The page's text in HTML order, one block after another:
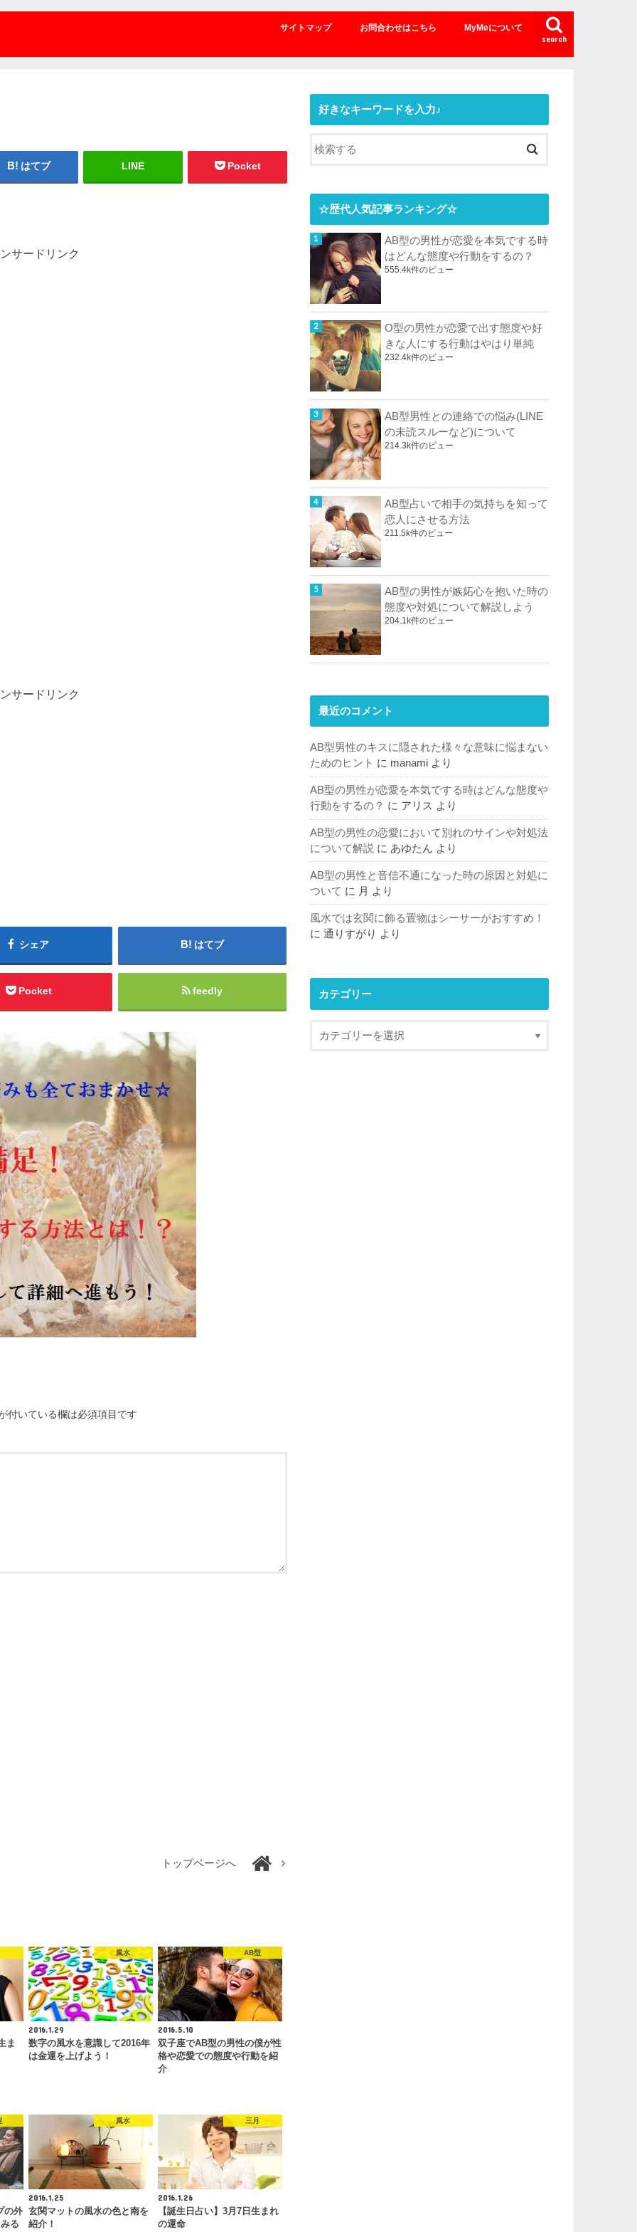
search
サイトマップ お問合わせはこちら MyMeについて
はてブ LINE Pocket
サードリンク
サードリンク
シェア はてブ
Pocket feedly
付いている欄は必須項目です
トップページへ
ま
風水
2016.1.29
数字の風水を意識して2016年
は金運を上げよう！
AB型
2016.5.10
双子座でAB型の男性の僕が性
格や恋愛での態度や行動を紹
介
の外
る
風水
2016.1.25
玄関マットの風水の色と南を
紹介！
三月
2016.1.26
【誕生日占い】3月7日生まれ
の運命
好きなキーワードを入力♪
☆歴代人気記事ランキング☆
AB型の男性が恋愛を本気でする時
はどんな態度や行動をするの？
555.4k件のビュー
O型の男性が恋愛で出す態度や好
きな人にする行動はやはり単純
232.4k件のビュー
AB型男性との連絡での悩み(LINE
の未読スルーなど)について
214.3k件のビュー
AB型占いで相手の気持ちを知って
恋人にさせる方法
211.5k件のビュー
AB型の男性が嫉妬心を抱いた時の
態度や対処について解説しよう
204.1k件のビュー
最近のコメント
AB型男性のキスに隠された様々な意味に悩まない
ためのヒント に manami より
AB型の男性が恋愛を本気でする時はどんな態度や
行動をするの？ に アリス より
AB型の男性の恋愛において別れのサインや対処法
について解説 に あゆたん より
AB型の男性と音信不通になった時の原因と対処に
ついて に 月 より
風水では玄関に飾る置物はシーサーがおすすめ！
に 通りすがり より
カテゴリー